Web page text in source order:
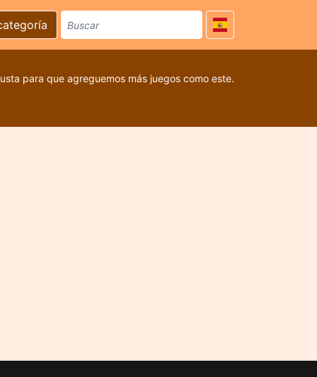
para que agreguemos más juegos como este.